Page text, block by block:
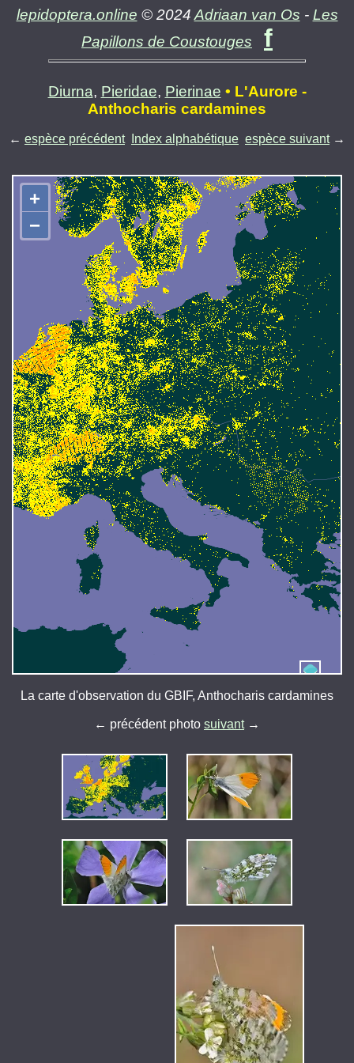
lepidoptera.online © 2024 Adriaan van Os - Les
Papillons de Coustouges
f
Diurna, Pieridae, Pierinae • L'Aurore -
Anthocharis cardamines
← espèce précédent Index alphabétique espèce suivant→
+
−
La carte d'observation du GBIF, Anthocharis cardamines
← précédent photo suivant→